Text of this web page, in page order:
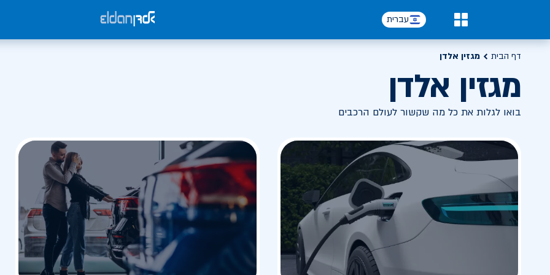
עברית
דף הבית מגזין אלדן
מגזין אלדן
בואו לגלות את כל מה שקשור לעולם הרכבים